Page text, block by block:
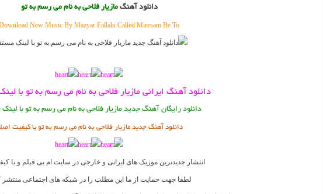
دانلود آهنگ مازیار فلاحی به نام می رسم به تو
New Music By Mazyar Fallahi Called Miresam Be To
دانلود آهنگ ایرانی مازیار فلاحی به نام می رسم به تو با
دانلود رایگان آهنگ جدید مازیار فلاحی به نام می رسم به تو با
دانلود آهنگ جدید مازیار فلاحی به نام می رسم به تو یا کیفیت
انتشار جدیدترین موزیک های ایرانی و خارجی در سایت ام بی فیلم و با
لطفا جهت حمایت از ما این مطلب را در شبکه های اجتماعی منتشر